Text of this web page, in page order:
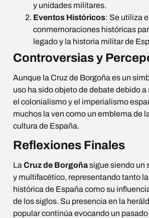
y unidades militares.
Eventos Históricos: Se utiliza
conmemoraciones históricas
legado y la historia militar de
Controversias y
Aunque la Cruz de Borgoña es un
uso ha sido objeto de debate debido
el colonialismo y el imperialismo
muchos la ven como un emblema de
cultura de España.
Reflexiones Finales
La Cruz de Borgoñasigue siendo un
y multifacético, representando tanto
histórica de España como su
de los siglos. Su presencia en la
popular continúa evocando un